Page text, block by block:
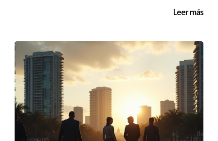
Expandir tu negocio internacional vendiendo
propiedades en Miami puede ser una aventura
emocionante y lucrativa si se aborda con la estrategia
adecuada. Desde comprender el mercado hasta
establecer relaciones sólidas con clientes y colegas,
cada paso cuenta hacia el éxito. Los casos presentados
demuestran que con dedicación y enfoque puedes
lograr resultados significativos. Si estás listo para dar el
Leer más